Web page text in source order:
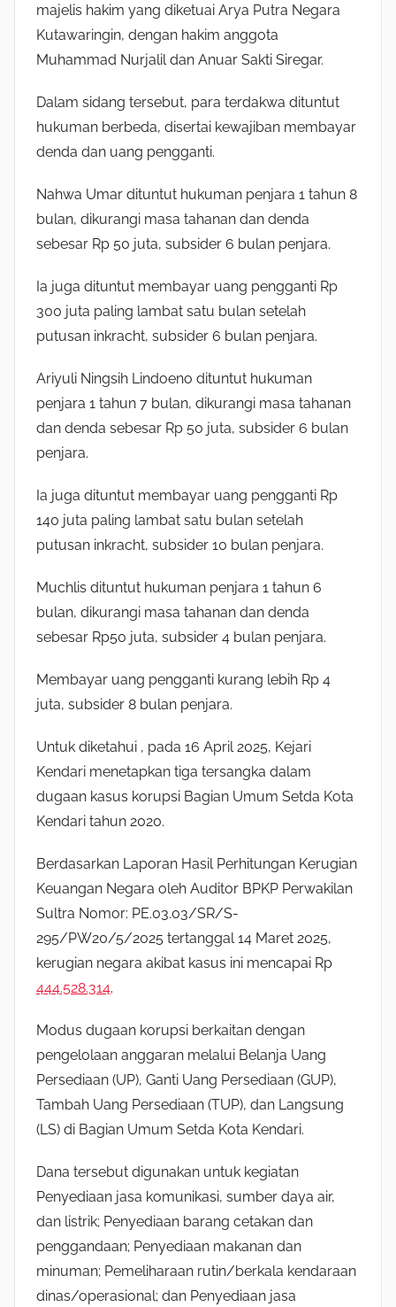
majelis hakim yang diketuai Arya Putra Negara
Kutawaringin, dengan hakim anggota
Muhammad Nurjalil dan Anuar Sakti Siregar.
Dalam sidang tersebut, para terdakwa dituntut
hukuman berbeda, disertai kewajiban membayar
denda dan uang pengganti.
Nahwa Umar dituntut hukuman penjara 1 tahun 8
bulan, dikurangi masa tahanan dan denda
sebesar Rp 50 juta, subsider 6 bulan penjara.
Ia juga dituntut membayar uang pengganti Rp
300 juta paling lambat satu bulan setelah
putusan inkracht, subsider 6 bulan penjara.
Ariyuli Ningsih Lindoeno dituntut hukuman
penjara 1 tahun 7 bulan, dikurangi masa tahanan
dan denda sebesar Rp 50 juta, subsider 6 bulan
penjara.
Ia juga dituntut membayar uang pengganti Rp
140 juta paling lambat satu bulan setelah
putusan inkracht, subsider 10 bulan penjara.
Muchlis dituntut hukuman penjara 1 tahun 6
bulan, dikurangi masa tahanan dan denda
sebesar Rp50 juta, subsider 4 bulan penjara.
Membayar uang pengganti kurang lebih Rp 4
juta, subsider 8 bulan penjara.
Untuk diketahui , pada 16 April 2025, Kejari
Kendari menetapkan tiga tersangka dalam
dugaan kasus korupsi Bagian Umum Setda Kota
Kendari tahun 2020.
Berdasarkan Laporan Hasil Perhitungan Kerugian
Keuangan Negara oleh Auditor BPKP Perwakilan
Sultra Nomor: PE.03.03/SR/S-
295/PW20/5/2025 tertanggal 14 Maret 2025,
kerugian negara akibat kasus ini mencapai Rp
444.528.314.
Modus dugaan korupsi berkaitan dengan
pengelolaan anggaran melalui Belanja Uang
Persediaan (UP), Ganti Uang Persediaan (GUP),
Tambah Uang Persediaan (TUP), dan Langsung
(LS) di Bagian Umum Setda Kota Kendari.
Dana tersebut digunakan untuk kegiatan
Penyediaan jasa komunikasi, sumber daya air,
dan listrik; Penyediaan barang cetakan dan
penggandaan; Penyediaan makanan dan
minuman; Pemeliharaan rutin/berkala kendaraan
dinas/operasional; dan Penyediaan jasa